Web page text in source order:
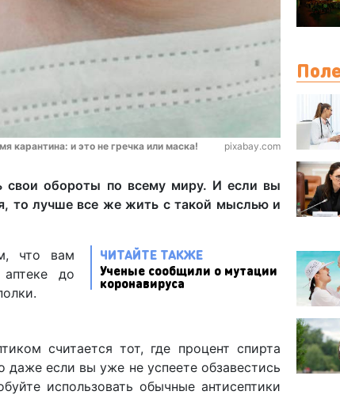
карантина: и это не гречка или маска! pixabay.com
свои обороты по всему миру. И если вы
то лучше все же жить с такой мыслью и
ЧИТАЙТЕ ТАКЖЕ
Ученые сообщили о мутации
коронавируса
что вам
до
считается тот, где процент спирта
если вы уже не успеете обзавестись
использовать обычные антисептики